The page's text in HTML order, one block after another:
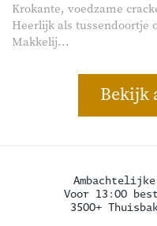
Krokante, voedzame
Heerlijk als tussendoortje
Makkelij...
Bekijk
Voor 13:00
3500+